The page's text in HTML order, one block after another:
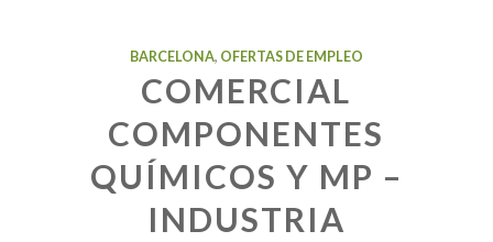
BARCELONA, OFERTAS DE EMPLEO
COMERCIAL
COMPONENTES
QUÍMICOS Y MP –
INDUSTRIA